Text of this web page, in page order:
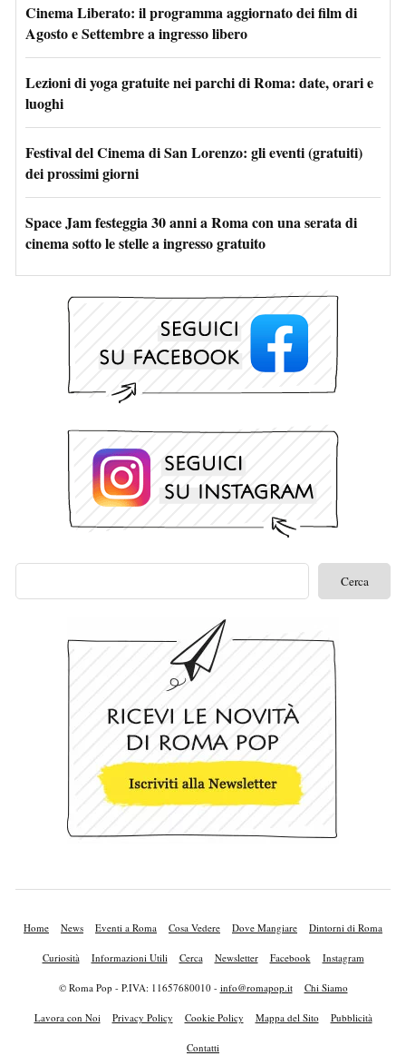
Cinema Liberato: il programma aggiornato dei film di
Agosto e Settembre a ingresso libero
Lezioni di yoga gratuite nei parchi di Roma: date, orari e
luoghi
Festival del Cinema di San Lorenzo: gli eventi (gratuiti)
dei prossimi giorni
Space Jam festeggia 30 anni a Roma con una serata di
cinema sotto le stelle a ingresso gratuito
Home News Eventi a Roma Cosa Vedere Dove Mangiare Dintorni di Roma
Curiosità Informazioni Utili Cerca Newsletter Facebook Instagram
© Roma Pop - P.IVA: 11657680010 - info@romapop.it Chi Siamo
Lavora con Noi Privacy Policy Cookie Policy Mappa del Sito Pubblicità
Contatti